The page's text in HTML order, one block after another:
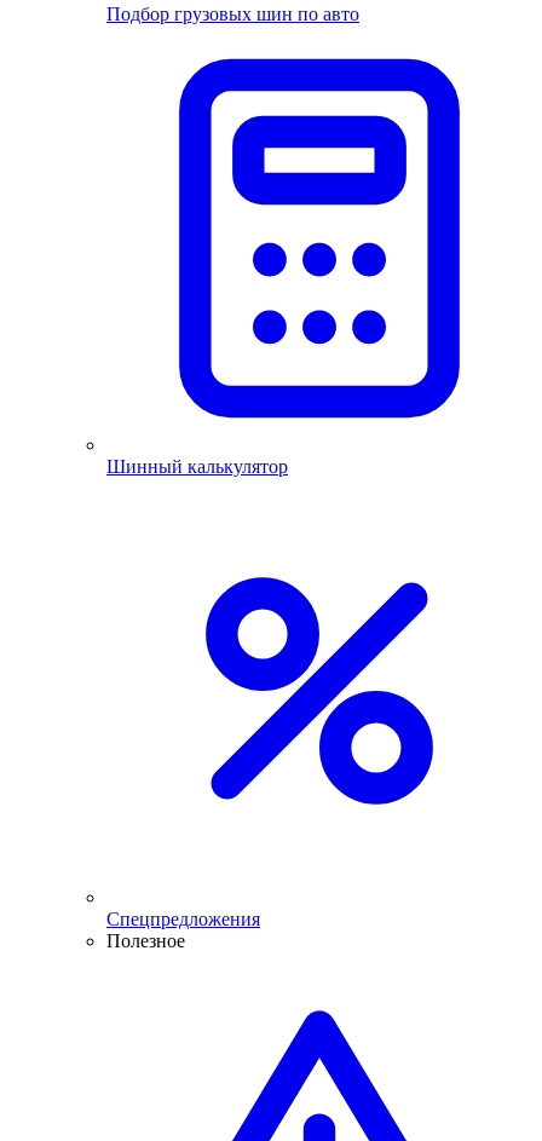
Подбор грузовых шин по авто
Шинный калькулятор
Спецпредложения
Полезное